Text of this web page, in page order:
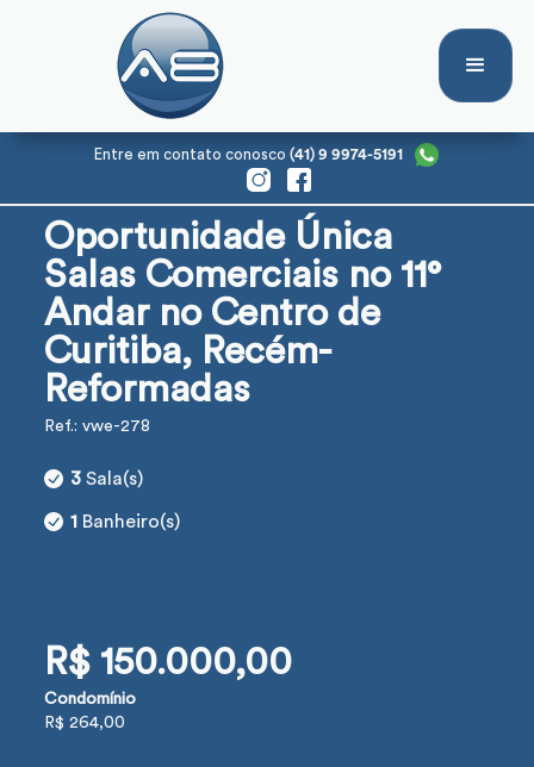
Entre em contato conosco (41) 9 9974-5191
Oportunidade Única
Salas Comerciais no 11°
Andar no Centro de
Curitiba, Recém-
Reformadas
Ref.: vwe-278
3Sala(s)
1 Banheiro(s)
R$ 150.000,00
Condomínio
R$ 264,00